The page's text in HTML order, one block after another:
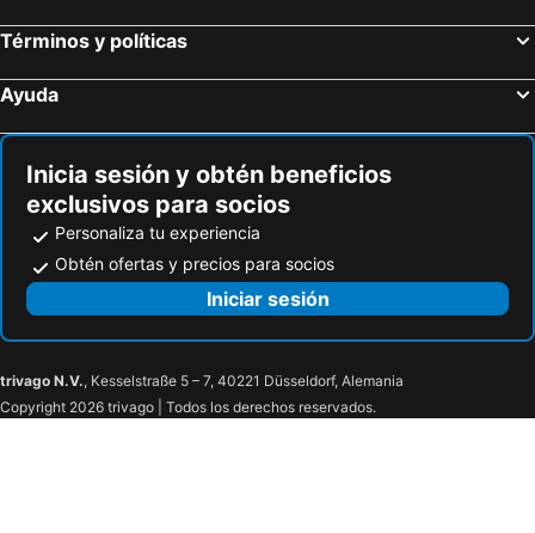
Términos y políticas
Ayuda
Inicia sesión y obtén beneficios
exclusivos para socios
Personaliza tu experiencia
Obtén ofertas y precios para socios
Iniciar sesión
trivago N.V., Kesselstraße 5 – 7, 40221 Düsseldorf, Alemania
Copyright 2026 trivago | Todos los derechos reservados.